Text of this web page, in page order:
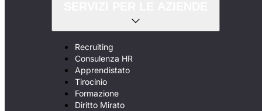
Recruiting
Consulenza HR
Apprendistato
Tirocinio
Formazione
Diritto Mirato